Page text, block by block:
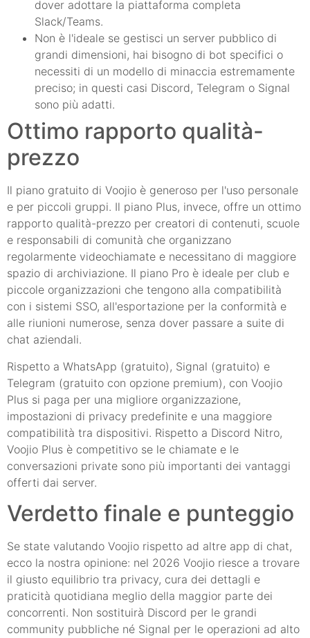
dover adottare la piattaforma completa
Slack/Teams.
Non è l'ideale se gestisci un server pubblico di
grandi dimensioni, hai bisogno di bot specifici o
necessiti di un modello di minaccia estremamente
preciso; in questi casi Discord, Telegram o Signal
sono più adatti.
Ottimo rapporto qualità-
prezzo
Il piano gratuito di Voojio è generoso per l'uso personale
e per piccoli gruppi. Il piano Plus, invece, offre un ottimo
rapporto qualità-prezzo per creatori di contenuti, scuole
e responsabili di comunità che organizzano
regolarmente videochiamate e necessitano di maggiore
spazio di archiviazione. Il piano Pro è ideale per club e
piccole organizzazioni che tengono alla compatibilità
con i sistemi SSO, all'esportazione per la conformità e
alle riunioni numerose, senza dover passare a suite di
chat aziendali.
Rispetto a WhatsApp (gratuito), Signal (gratuito) e
Telegram (gratuito con opzione premium), con Voojio
Plus si paga per una migliore organizzazione,
impostazioni di privacy predefinite e una maggiore
compatibilità tra dispositivi. Rispetto a Discord Nitro,
Voojio Plus è competitivo se le chiamate e le
conversazioni private sono più importanti dei vantaggi
offerti dai server.
Verdetto finale e punteggio
Se state valutando Voojio rispetto ad altre app di chat,
ecco la nostra opinione: nel 2026 Voojio riesce a trovare
il giusto equilibrio tra privacy, cura dei dettagli e
praticità quotidiana meglio della maggior parte dei
concorrenti. Non sostituirà Discord per le grandi
community pubbliche né Signal per le operazioni ad alto